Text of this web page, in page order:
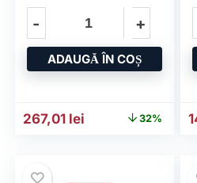
pentru CANON TC-
20
ADAUGĂ ÎN COȘ
Prețul inițial a fost:
267,01 lei Prețul curent
32%